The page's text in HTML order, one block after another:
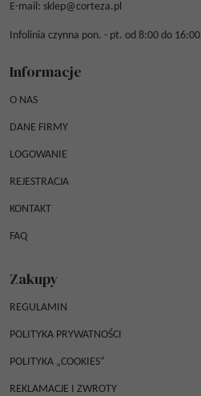
E-mail: sklep@corteza.pl
Infolinia czynna pon. - pt. od 8:00 do 16:00
Informacje
O NAS
DANE FIRMY
LOGOWANIE
REJESTRACJA
KONTAKT
FAQ
Zakupy
REGULAMIN
POLITYKA PRYWATNOŚCI
POLITYKA „COOKIES”
REKLAMACJE I ZWROTY